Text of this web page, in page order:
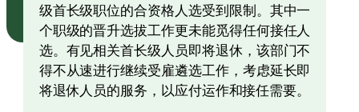
级首长级职位的合资格人选受到限制。其中一
个职级的晋升选拔工作更未能觅得任何接任人
选。有见相关首长级人员即将退休，该部门不
得不从速进行继续受雇遴选工作，考虑延长即
将退休人员的服务，以应付运作和接任需要。